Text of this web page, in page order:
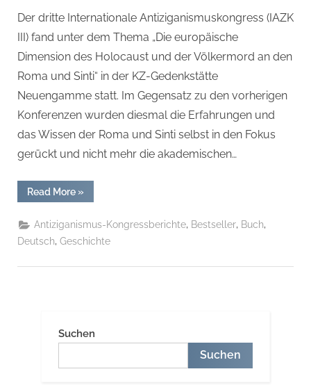
Der dritte Internationale Antiziganismuskongress (IAZK
III) fand unter dem Thema „Die europäische
Dimension des Holocaust und der Völkermord an den
Roma und Sinti“ in der KZ-Gedenkstätte
Neuengamme statt. Im Gegensatz zu den vorherigen
Konferenzen wurden diesmal die Erfahrungen und
das Wissen der Roma und Sinti selbst in den Fokus
gerückt und nicht mehr die akademischen…
Read More“Report
zum
Internationalen
Antiziganismus-
Kongreß:
KZ-
»
Antiziganismus-Kongressberichte, Bestseller, Buch,
Deutsch, Geschichte
Suchen
Suchen